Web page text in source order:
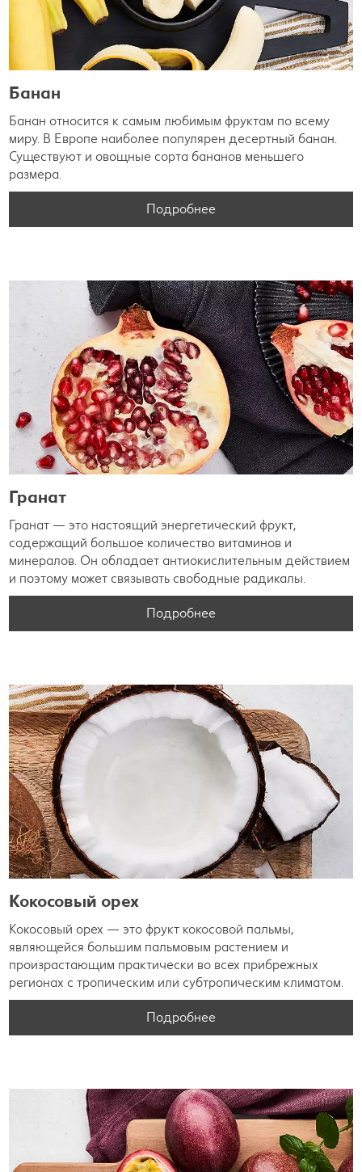
Банан
Банан относится к самым любимым фруктам по всему
миру. В Европе наиболее популярен десертный банан.
Существуют и овощные сорта бананов меньшего
размера.
Подробнее
Гранат
Гранат — это настоящий энергетический фрукт,
содержащий большое количество витаминов и
минералов. Он обладает антиокислительным действием
и поэтому может связывать свободные радикалы.
Подробнее
Кокосовый орех
Кокосовый орех — это фрукт кокосовой пальмы,
являющейся большим пальмовым растением и
произрастающим практически во всех прибрежных
регионах с тропическим или субтропическим климатом.
Подробнее